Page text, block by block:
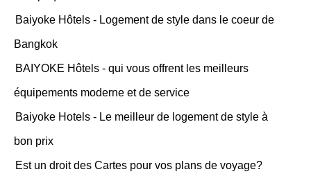
Baiyoke Hôtels - Logement de style dans le coeur de
Bangkok
BAIYOKE Hôtels - qui vous offrent les meilleurs
équipements moderne et de service
Baiyoke Hotels - Le meilleur de logement de style à
bon prix
Est un droit des Cartes pour vos plans de voyage?